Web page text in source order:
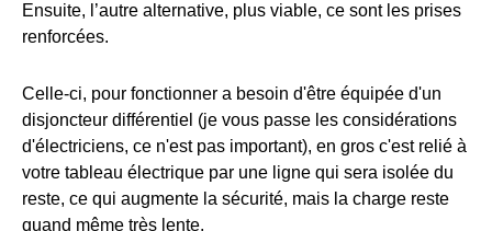
Ensuite, l’autre alternative, plus viable, ce sont les prises
renforcées.
Celle-ci, pour fonctionner a besoin d'être équipée d'un
disjoncteur différentiel (je vous passe les considérations
d'électriciens, ce n'est pas important), en gros c'est relié à
votre tableau électrique par une ligne qui sera isolée du
reste, ce qui augmente la sécurité, mais la charge reste
quand même très lente.